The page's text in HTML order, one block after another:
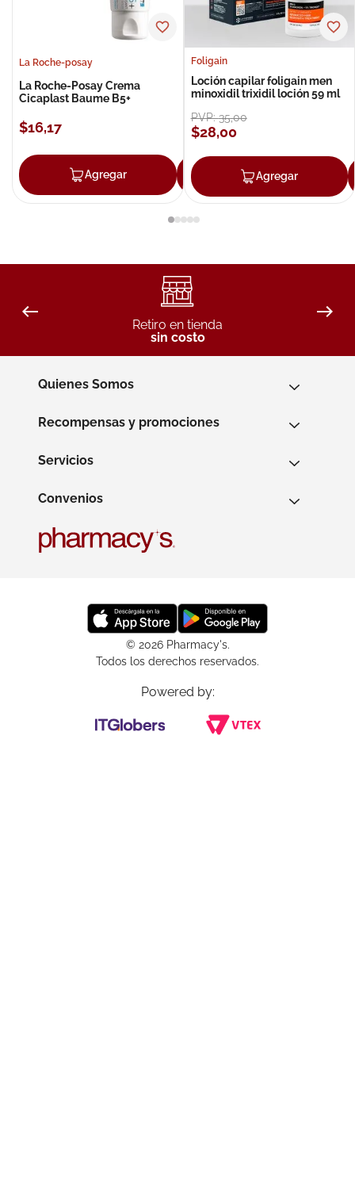
La Roche-posay
La Roche-Posay Crema
Cicaplast Baume B5+
$16,17
Agregar Agregar
Foligain
Loción capilar foligain men
minoxidil trixidil loción 59 ml
PVP:35,00
$28,00
Agregar
Retiro en tienda
sin costo
Quienes Somos
Recompensas y promociones
Servicios
Convenios
© 2026 Pharmacy's.
Todos los derechos reservados.
Powered by: